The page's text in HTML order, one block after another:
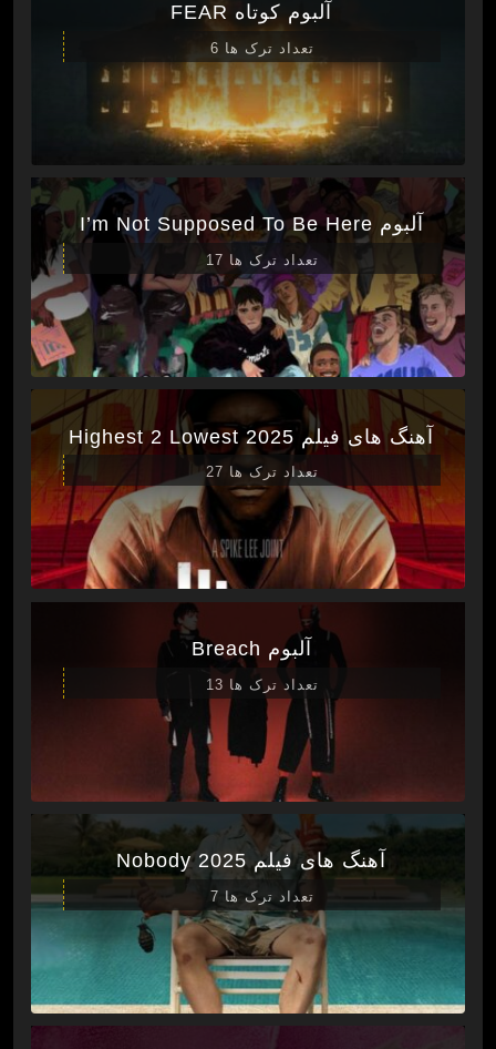
آلبوم کوتاه FEAR
تعداد ترک ها 6
آلبوم I’m Not Supposed To Be Here
تعداد ترک ها 17
آهنگ های فیلم Highest 2 Lowest 2025
تعداد ترک ها 27
آلبوم Breach
تعداد ترک ها 13
آهنگ های فیلم Nobody 2025
تعداد ترک ها 7